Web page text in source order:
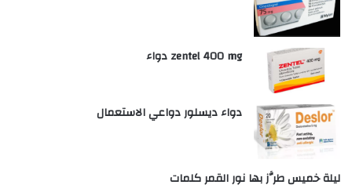
zentel 400 mg دواء
دواء ديسلور دواعي الاستعمال
ليلة خميس طرَّز بها نور القمر كلمات